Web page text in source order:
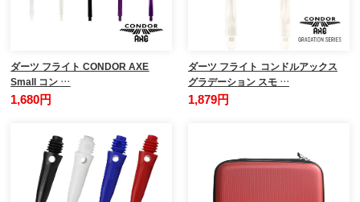
ダーツ フライト CONDOR AXE
Small コン …
1,680円
ダーツ フライト コンドルアックス
グラデーション スモ …
1,879円